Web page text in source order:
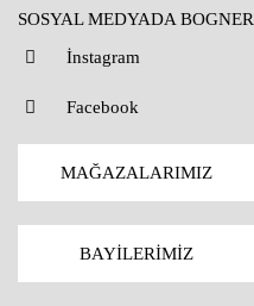
SOSYAL MEDYADA BOGNER
İnstagram
Facebook
MAĞAZALARIMIZ
BAYİLERİMİZ